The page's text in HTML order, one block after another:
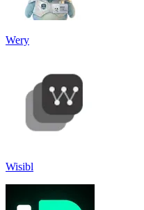
Wery
Wisibl